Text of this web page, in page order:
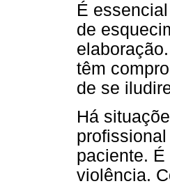
É
de
têm
de se
Há
paciente.
violência.